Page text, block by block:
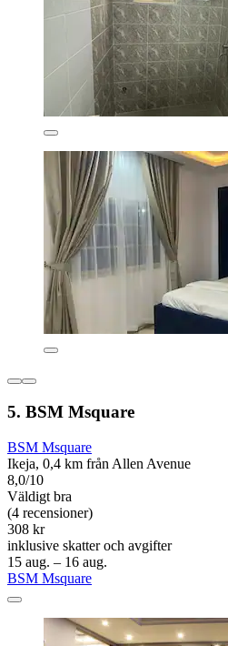
5. BSM Msquare
BSM Msquare
Ikeja, 0,4 km från Allen Avenue
8,0/10
Väldigt bra
(4 recensioner)
308 kr
inklusive skatter och avgifter
15 aug. – 16 aug.
BSM Msquare